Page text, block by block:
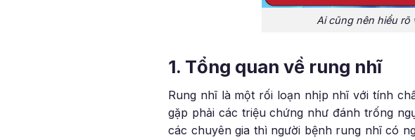
Ai cũng nên hiểu
1. Tổng quan về rung nhĩ
Rung nhĩ là một rối loạn nhịp nhĩ với tính
gặp phải các triệu chứng như đánh trống
các chuyên gia thì người bệnh rung nhĩ có